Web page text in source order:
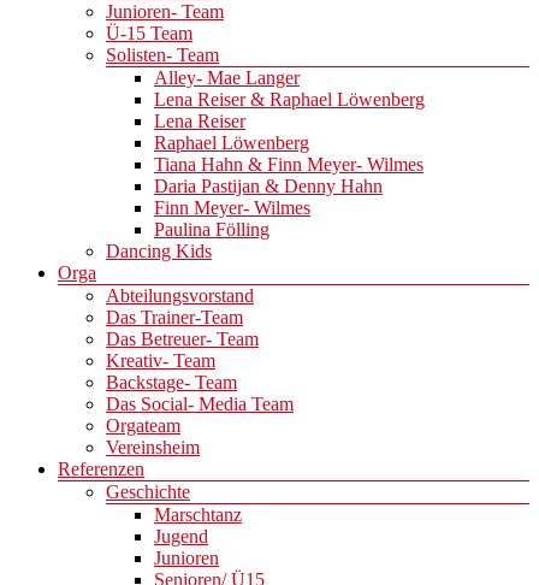
Junioren- Team
Ü-15 Team
Solisten- Team
Alley- Mae Langer
Lena Reiser & Raphael Löwenberg
Lena Reiser
Raphael Löwenberg
Tiana Hahn & Finn Meyer- Wilmes
Daria Pastijan & Denny Hahn
Finn Meyer- Wilmes
Paulina Fölling
Dancing Kids
Orga
Abteilungsvorstand
Das Trainer-Team
Das Betreuer- Team
Kreativ- Team
Backstage- Team
Das Social- Media Team
Orgateam
Vereinsheim
Referenzen
Geschichte
Marschtanz
Jugend
Junioren
Senioren/ Ü15